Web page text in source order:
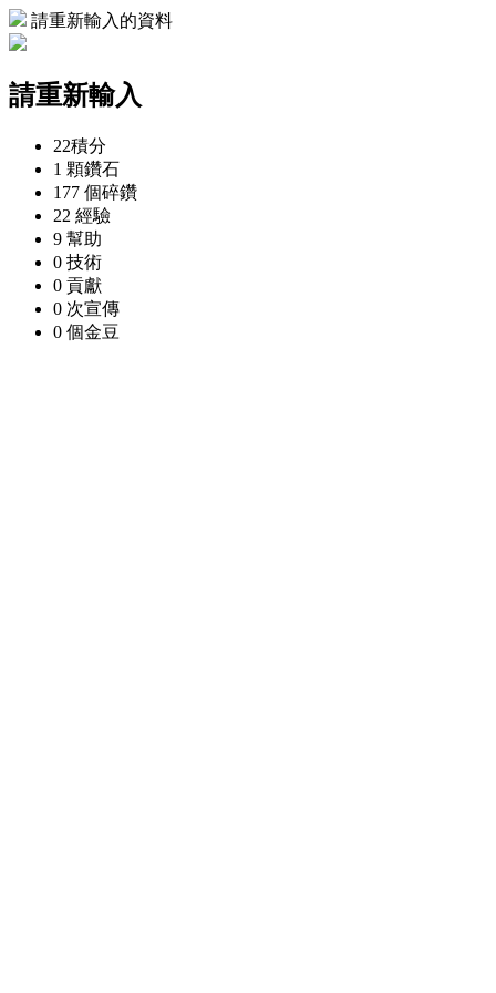
請重新輸入的資料
請重新輸入
22積分
1 顆鑽石
177 個碎鑽
22 經驗
9 幫助
0 技術
0 貢獻
0 次宣傳
0 個金豆